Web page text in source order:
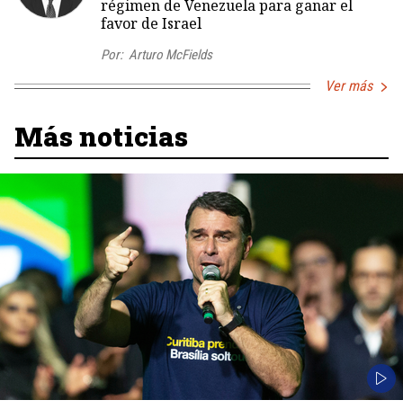
régimen de Venezuela para ganar el
favor de Israel
Por: Arturo McFields
Ver más
Más noticias